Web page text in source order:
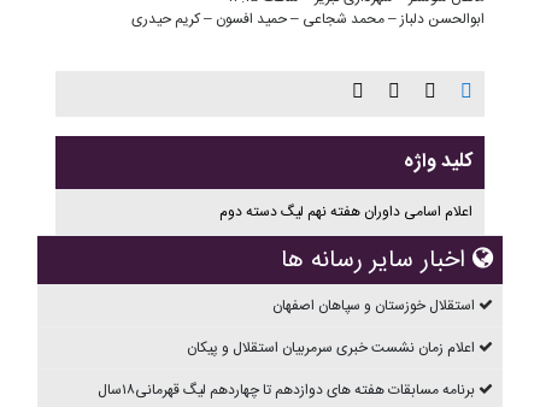
ابوالحسن دلباز – محمد شجاعی – حمید افسون – کریم حیدری
کلید واژه
اعلام اسامی داوران هفته نهم لیگ دسته دوم
اخبار سایر رسانه ها
استقلال خوزستان و سپاهان اصفهان
اعلام زمان نشست خبری سرمربیان استقلال و پیکان
برنامه مسابقات هفته های دوازدهم تا چهاردهم ليگ قهرمانی۱۸سال